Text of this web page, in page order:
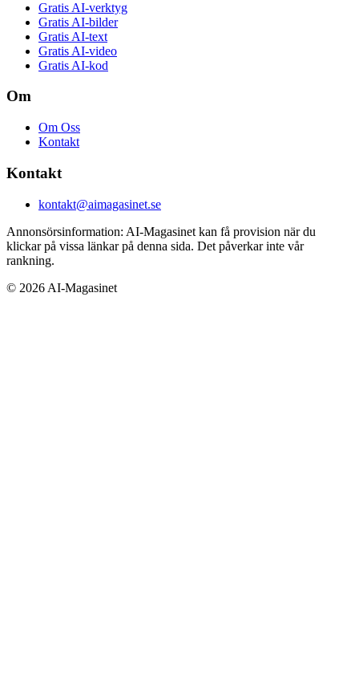
Gratis AI-verktyg
Gratis AI-bilder
Gratis AI-text
Gratis AI-video
Gratis AI-kod
Om
Om Oss
Kontakt
Kontakt
kontakt@aimagasinet.se
Annonsörsinformation: AI-Magasinet kan få provision när du
klickar på vissa länkar på denna sida. Det påverkar inte vår
rankning.
© 2026 AI-Magasinet